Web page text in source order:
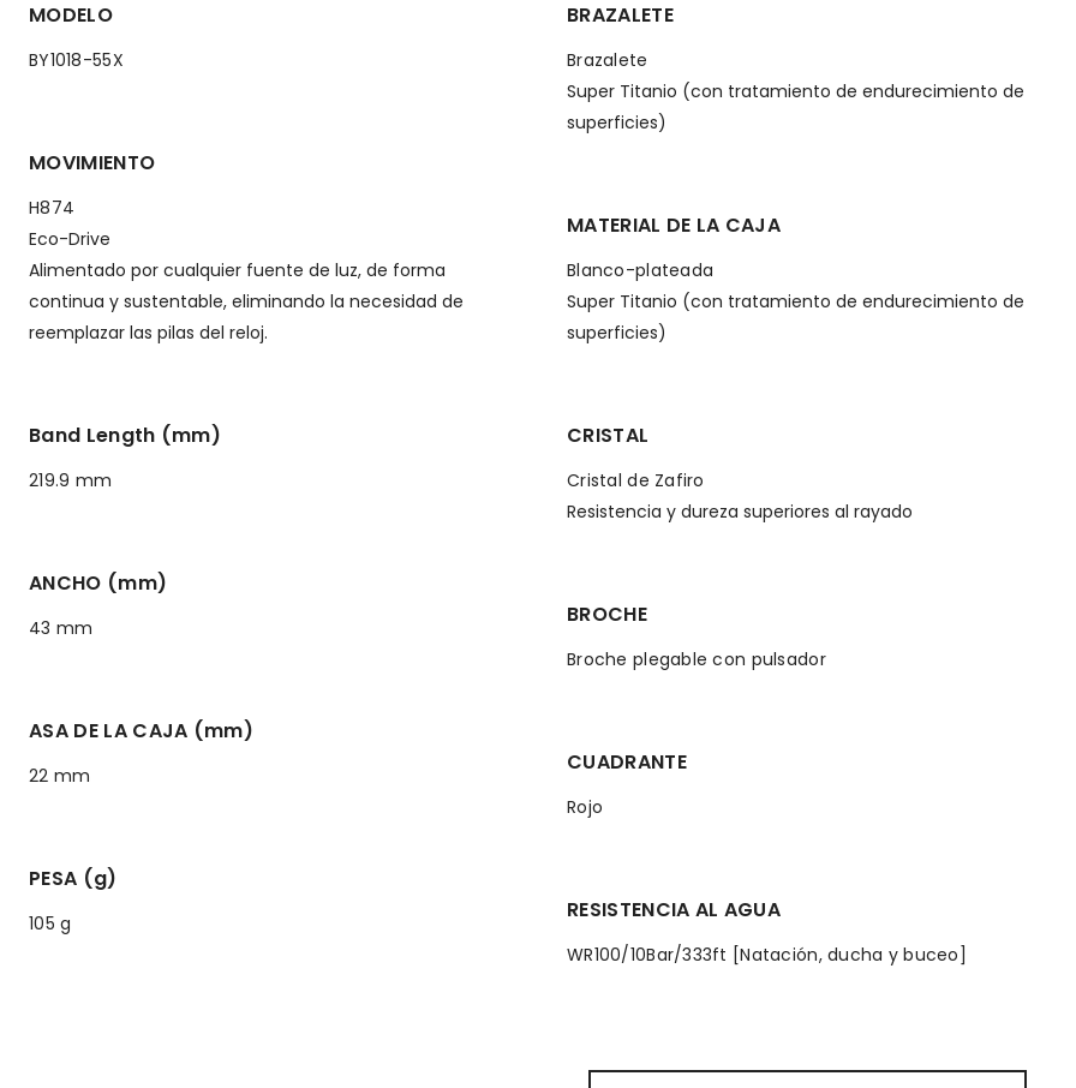
MODELO
BY1018-55X
MOVIMIENTO
H874
Eco-Drive
Alimentado por cualquier fuente de luz, de forma
continua y sustentable, eliminando la necesidad de
reemplazar las pilas del reloj.
Band Length (mm)
219.9 mm
ANCHO (mm)
43 mm
ASA DE LA CAJA (mm)
22 mm
PESA (g)
105 g
BRAZALETE
Brazalete
Super Titanio (con tratamiento de endurecimiento de
superficies)
MATERIAL DE LA CAJA
Blanco-plateada
Super Titanio (con tratamiento de endurecimiento de
superficies)
CRISTAL
Cristal de Zafiro
Resistencia y dureza superiores al rayado
BROCHE
Broche plegable con pulsador
CUADRANTE
Rojo
RESISTENCIA AL AGUA
WR100/10Bar/333ft [Natación, ducha y buceo]